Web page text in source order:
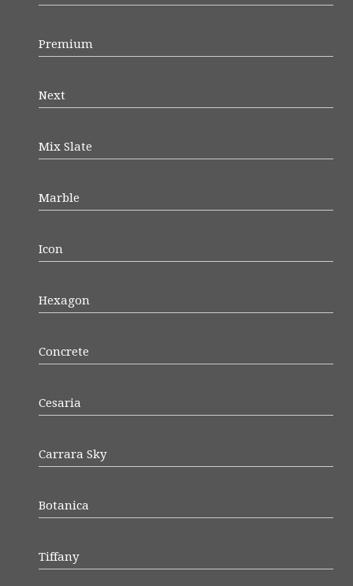
Premium
Next
Mix Slate
Marble
Icon
Hexagon
Concrete
Cesaria
Carrara Sky
Botanica
Tiffany